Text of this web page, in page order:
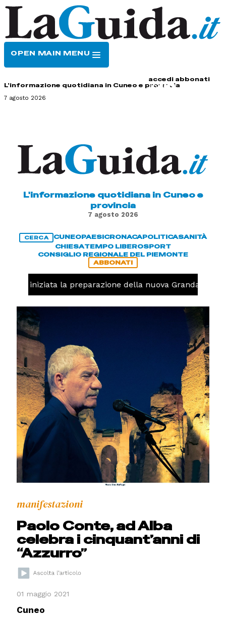
OPEN MAIN MENU
accedi abbonati
L'informazione quotidiana in Cuneo e provincia
7 agosto 2026
L'informazione quotidiana in Cuneo e
provincia
7 agosto 2026
CERCA CUNEOPAESICRONACAPOLITICASANITÀ
CHIESATEMPO LIBEROSPORT
CONSIGLIO REGIONALE DEL PIEMONTE
ABBONATI
iniziata la preparazione della nuova Granda Volley
manifestazioni
Paolo Conte, ad Alba
celebra i cinquant’anni di
“Azzurro”
01 maggio 2021
Cuneo